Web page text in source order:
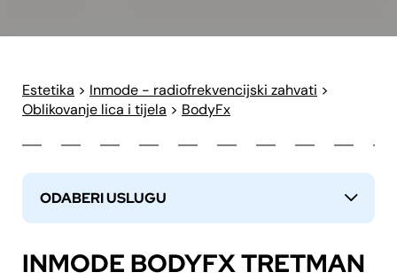
Estetika > Inmode - radiofrekvencijski zahvati >
Oblikovanje lica i tijela > BodyFx
ODABERI USLUGU ↓
INMODE BODYFX TRETMAN